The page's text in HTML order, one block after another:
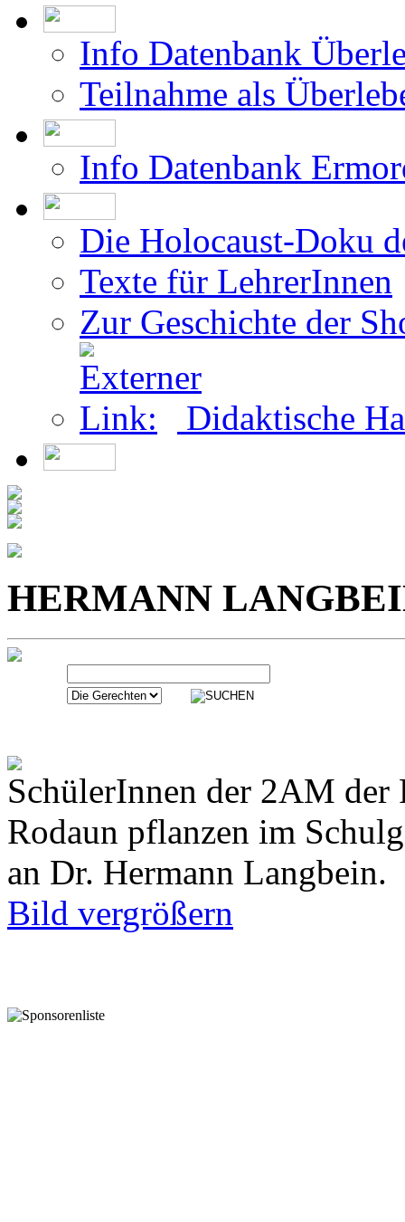
Info Datenbank
Teilnahme als
Info Datenbank
Die Holocaust-Doku
Texte für LehrerInnen
Zur Geschichte der
Didaktische
HERMANN
SchülerInnen der 2AM der
Rodaun pflanzen im
an Dr. Hermann Langbein.
Bild vergrößern